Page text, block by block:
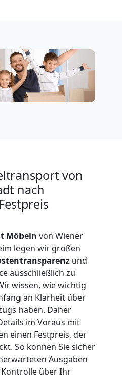
von
nach
Möbeln von Wiener
legen wir großen
und
ausschließlich zu
wissen, wie wichtig
an Klarheit über
haben. Daher
im Voraus mit
einen Festpreis, der
So können Sie sicher
Ausgaben
über Ihr